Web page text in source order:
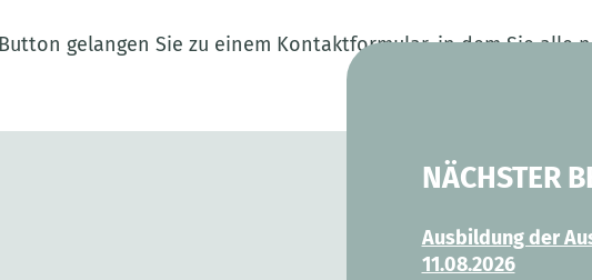
gelangen Sie zu einem Kontaktformular, in dem Sie alle
NÄCHSTER
Ausbildung der
11.08.2026